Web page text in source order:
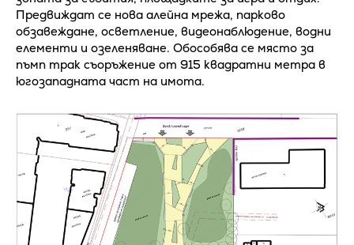
Предвиждат се нова алейна мрежа, парково
обзавеждане, осветление, видеонаблюдение, водни
елементи и озеленяване. Обособява се място за
пъмп трак съоръжение от 915 квадратни метра в
югозападната част на имота.